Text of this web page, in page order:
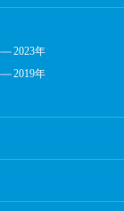
2023年
2019年